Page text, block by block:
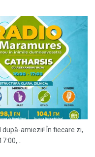
amiezii! În fiecare zi,